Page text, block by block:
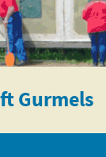
Gurmels